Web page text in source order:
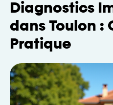
Diagnostics
dans Toulon :
Pratique